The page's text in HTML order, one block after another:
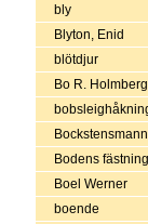
bly
Blyton, Enid
blötdjur
Bo R. Holmberg
Bodens fästning
Boel Werner
boende